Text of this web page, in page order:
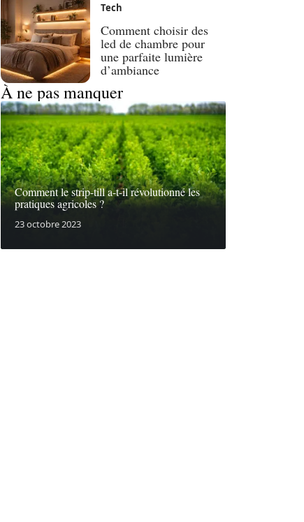
Tech
Comment choisir des
led de chambre pour
une parfaite lumière
d’ambiance
À ne pas manquer
Comment le strip-till a-t-il révolutionné les
pratiques agricoles ?
23 octobre 2023